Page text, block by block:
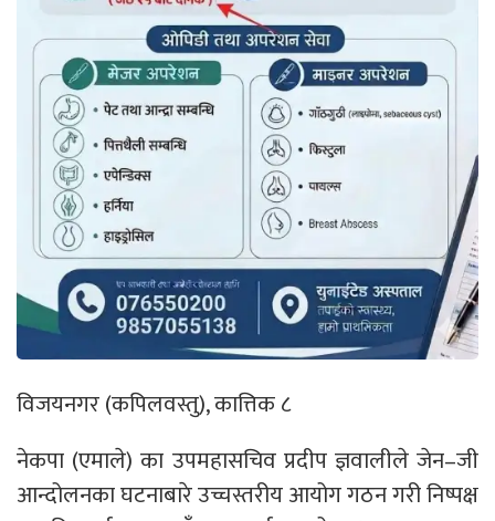
विजयनगर (कपिलवस्तु), कात्तिक ८
नेकपा (एमाले) का उपमहासचिव प्रदीप ज्ञवालीले जेन–जी
आन्दोलनका घटनाबारे उच्चस्तरीय आयोग गठन गरी निष्पक्ष